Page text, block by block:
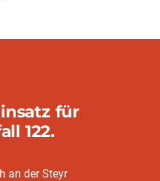
für
122.
an der Steyr